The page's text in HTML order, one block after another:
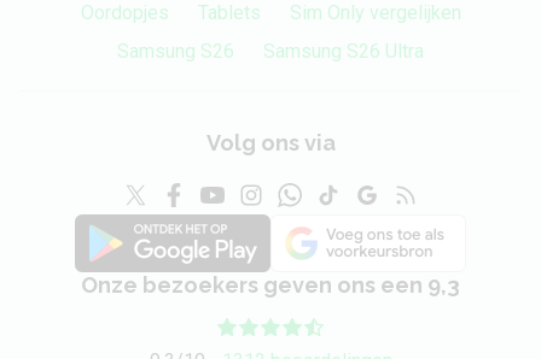
Oordopjes
Tablets
Sim Only vergelijken
Samsung S26
Samsung S26 Ultra
Volg ons via
Onze bezoekers geven ons een 9,3